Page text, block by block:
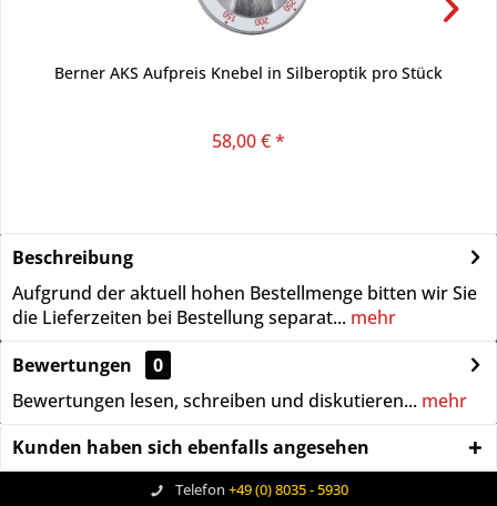
Berner AKS Aufpreis Knebel in Silberoptik pro Stück
58,00 € *
Beschreibung
Aufgrund der aktuell hohen Bestellmenge bitten wir Sie
die Lieferzeiten bei Bestellung separat... mehr
Bewertungen
0
Bewertungen lesen, schreiben und diskutieren... mehr
Kunden haben sich ebenfalls angesehen
Telefon +49 (0) 8035 - 5930